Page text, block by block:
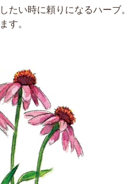
い時に頼りになるハーブ。
す。